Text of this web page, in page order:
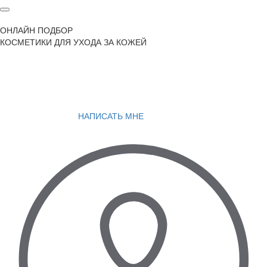
ОНЛАЙН ПОДБОР
КОСМЕТИКИ ДЛЯ УХОДА ЗА КОЖЕЙ
НАПИСАТЬ МНЕ